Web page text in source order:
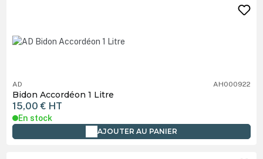
AD AH000922
Bidon Accordéon 1 Litre
15,00 € HT
En stock
AJOUTER AU PANIER